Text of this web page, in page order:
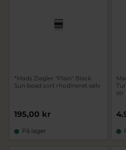
*Mads Ziegler "Plain" Black
Sun bead sort rhodineret sølv
195,00 kr
På lager
str